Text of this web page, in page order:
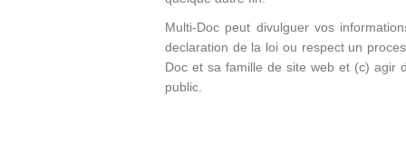
Multi-Doc peut divulguer vos
declaration de la loi ou respect un
Doc et sa famille de site web et (c) agir
public.